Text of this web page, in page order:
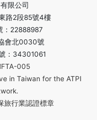
限公司
路2段85號4樓
：22888987
會北0030號
：34301061
005
in Taiwan for the ATPI
旅行業認證標章